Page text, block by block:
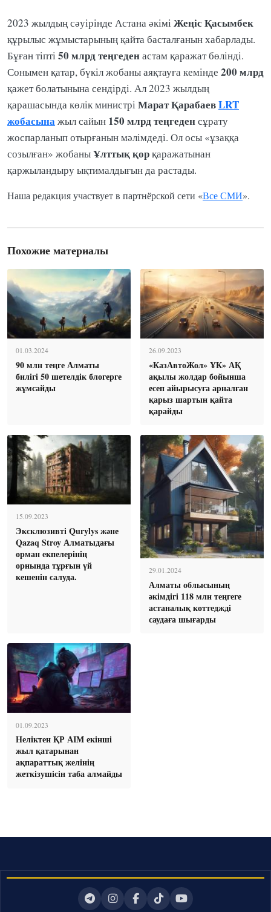
2023 жылдың сәуірінде Астана әкіміЖеңіс Қасымбек
құрылыс жұмыстарының қайта басталғанын хабарлады.
Бұған тіпті50 млрд теңгеденастам қаражат бөлінді.
Сонымен қатар, бүкіл жобаны аяқтауға кемінде 200 млрд
қажет болатынына сендірді. Ал 2023 жылдың
қарашасында көлік министріМарат ҚарабаевLRT
жобасынажыл сайын 150 млрд теңгеденсұрату
жоспарланып отырғанын мәлімдеді. Ол осы «ұзаққа
созылған» жобаныҰлттық қорқаражатынан
қаржыландыру ықтималдығын да растады.
Наша редакция участвует в партнёрской сети «Все СМИ».
Похожие материалы
01.03.2024
90 млн теңге Алматы
билігі 50 шетелдік блогерге
жұмсайды
26.09.2023
«КазАвтоЖол» ҰК» АҚ
ақылы жолдар бойынша
есеп айырысуға арналған
қарыз шартын қайта
қарайды
15.09.2023
Эксклюзивті Qurylys және
Qazaq Stroy Алматыдағы
орман екпелерінің
орнында тұрғын үй
кешенін салуда.
29.01.2024
Алматы облысының
әкімдігі 118 млн теңгеге
астаналық коттеджді
саудаға шығарды
01.09.2023
Неліктен ҚР АІМ екінші
жыл қатарынан
ақпараттық желінің
жеткізушісін таба алмайды